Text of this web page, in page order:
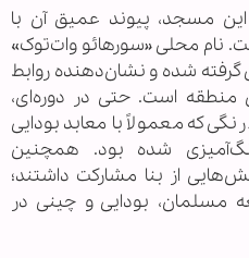
مسجد، پیوند عمیق آن با
نام محلی «سورهائو وات‌توک»
گرفته شده و نشان‌دهنده روابط
منطقه است. حتی در دوره‌ای،
که معمولاً با معابد بودایی
شده بود. همچنین
از بنا مشارکت داشتند؛
مسلمان، بودایی و چینی در